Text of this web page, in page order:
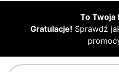
To Twoja
Gratulacje! Sprawdź